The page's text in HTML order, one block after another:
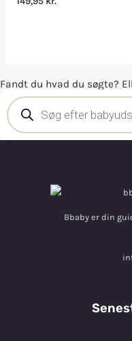
Fandt du hvad du søgte?
Bbaby er din